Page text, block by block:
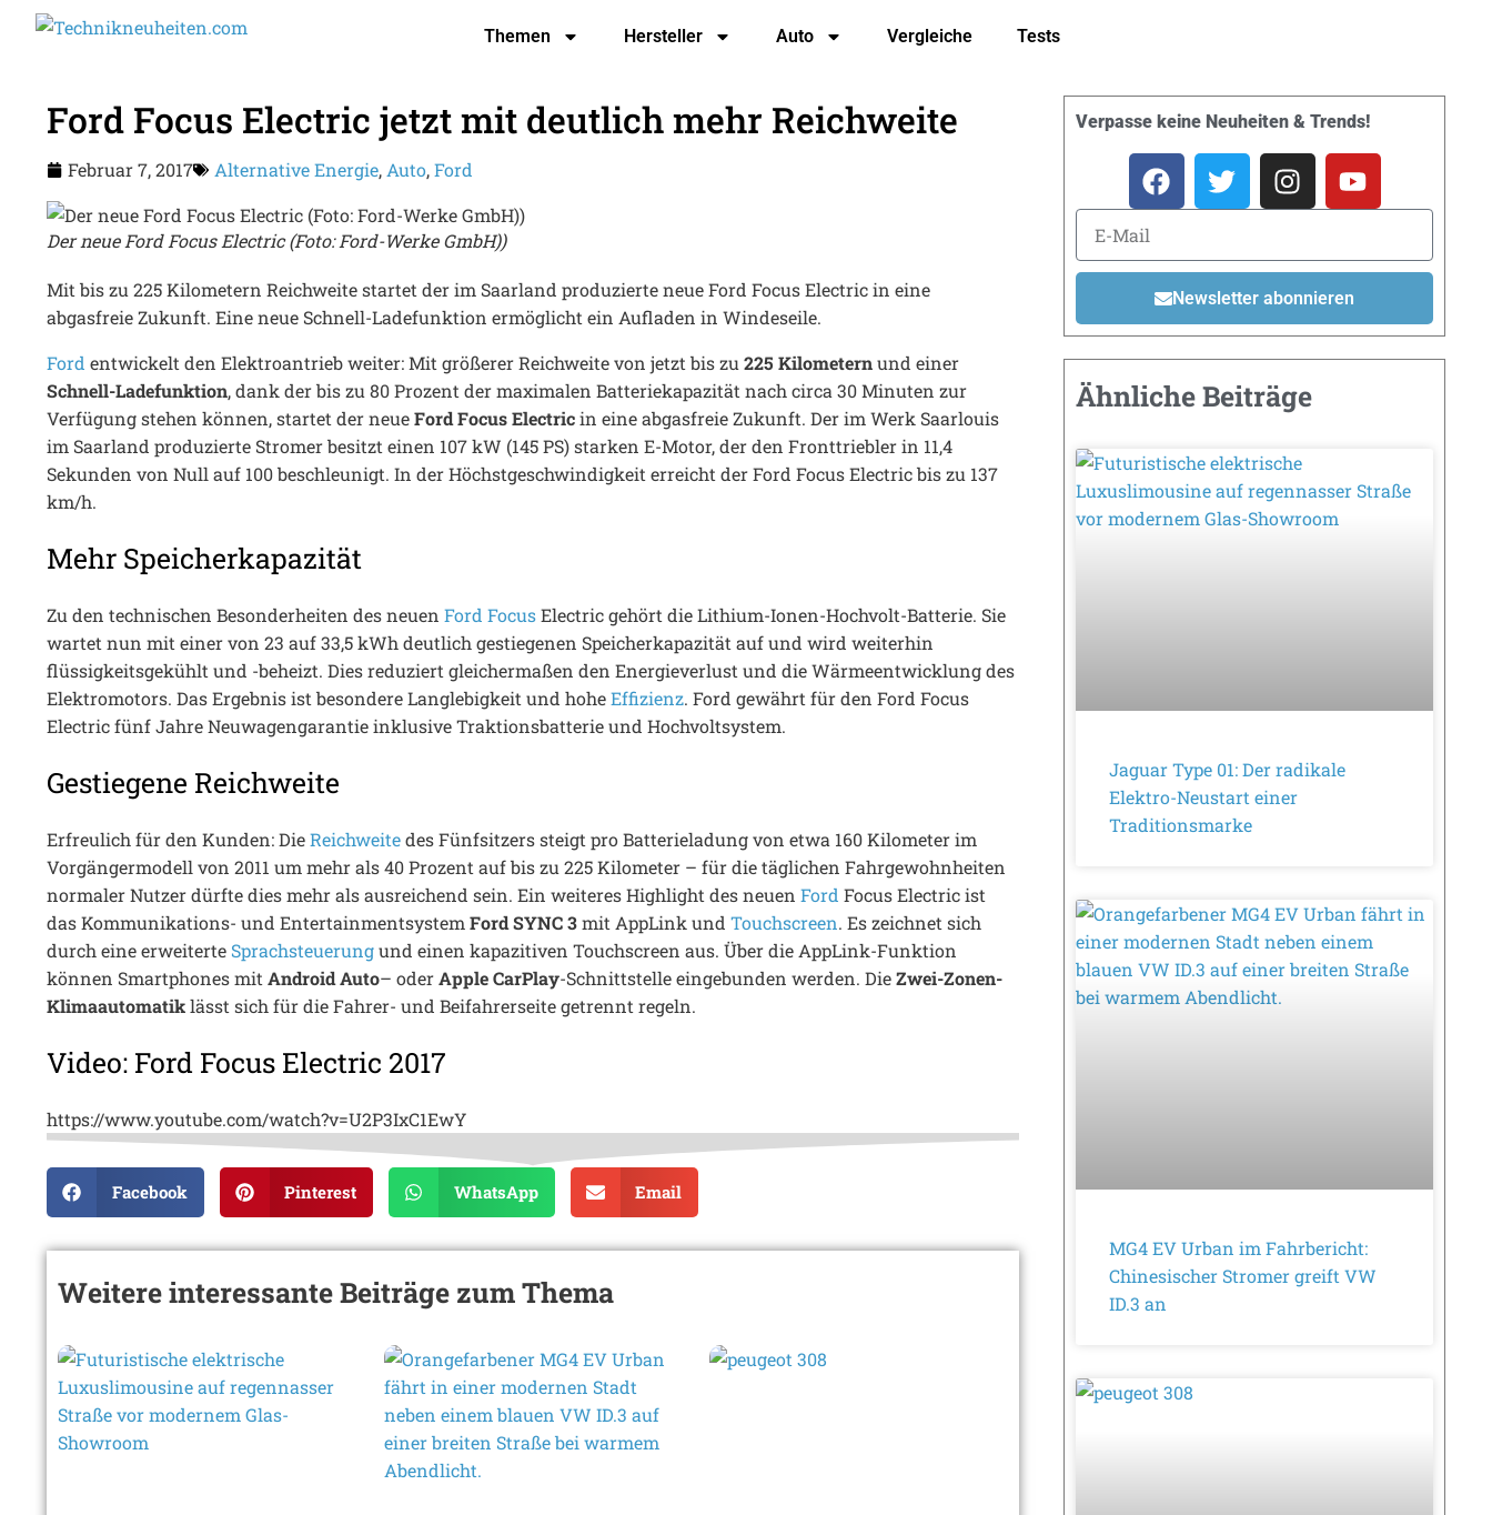
Themen Hersteller Auto Vergleiche Tests
Ford Focus Electric jetzt mit deutlich mehr Reichweite
Februar 7, 2017 Alternative Energie, Auto,Ford
Der neue Ford Focus Electric (Foto: Ford-Werke GmbH))
Mit bis zu 225 Kilometern Reichweite startet der im Saarland produzierte neue Ford Focus Electric in eine
abgasfreie Zukunft. Eine neue Schnell-Ladefunktion ermöglicht ein Aufladen in Windeseile.
Ford entwickelt den Elektroantrieb weiter: Mit größerer Reichweite von jetzt bis zu 225 Kilometernund einer
Schnell-Ladefunktion, dank der bis zu 80 Prozent der maximalen Batteriekapazität nach circa 30 Minuten zur
Verfügung stehen können, startet der neueFord Focus Electricin eine abgasfreie Zukunft. Der im Werk Saarlouis
im Saarland produzierte Stromer besitzt einen 107 kW (145 PS) starken E-Motor, der den Fronttriebler in 11,4
Sekunden von Null auf 100 beschleunigt. In der Höchstgeschwindigkeit erreicht der Ford Focus Electric bis zu 137
km/h.
Mehr Speicherkapazität
Zu den technischen Besonderheiten des neuen Ford FocusElectric gehört die Lithium-Ionen-Hochvolt-Batterie. Sie
wartet nun mit einer von 23 auf 33,5 kWh deutlich gestiegenen Speicherkapazität auf und wird weiterhin
flüssigkeitsgekühlt und -beheizt. Dies reduziert gleichermaßen den Energieverlust und die Wärmeentwicklung des
Elektromotors. Das Ergebnis ist besondere Langlebigkeit und hoheEffizienz. Ford gewährt für den Ford Focus
Electric fünf Jahre Neuwagengarantie inklusive Traktionsbatterie und Hochvoltsystem.
Gestiegene Reichweite
Erfreulich für den Kunden: DieReichweitedes Fünfsitzers steigt pro Batterieladung von etwa 160 Kilometer im
Vorgängermodell von 2011 um mehr als 40 Prozent auf bis zu 225 Kilometer – für die täglichen Fahrgewohnheiten
normaler Nutzer dürfte dies mehr als ausreichend sein. Ein weiteres Highlight des neuen Ford Focus Electric ist
das Kommunikations- und Entertainmentsystem Ford SYNC 3mit AppLink und Touchscreen. Es zeichnet sich
durch eine erweiterte Sprachsteuerungund einen kapazitiven Touchscreen aus. Über die AppLink-Funktion
können Smartphones mit Android Auto– oderApple CarPlay-Schnittstelle eingebunden werden. DieZwei-Zonen-
Klimaautomatiklässt sich für die Fahrer- und Beifahrerseite getrennt regeln.
Video: Ford Focus Electric 2017
https://www.youtube.com/watch?v=U2P3IxC1EwY
Facebook Pinterest WhatsApp Email
Weitere interessante Beiträge zum Thema
Verpasse keine Neuheiten & Trends!
Newsletter abonnieren
Ähnliche Beiträge
Jaguar Type 01: Der radikale
Elektro-Neustart einer
Traditionsmarke
MG4 EV Urban im Fahrbericht:
Chinesischer Stromer greift VW
ID.3 an